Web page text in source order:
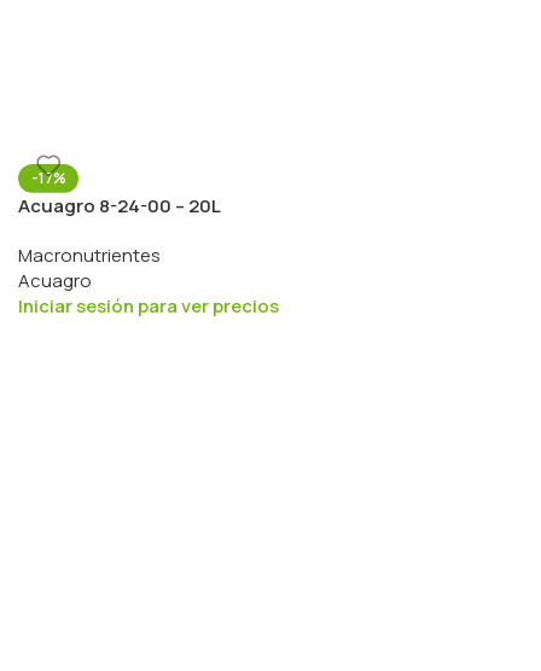
-17%
Acuagro 8-24-00 – 20L
Macronutrientes
Acuagro
Iniciar sesión para ver precios